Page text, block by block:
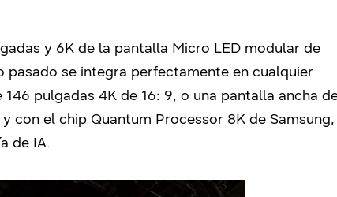
y 6K de la pantalla Micro LED modular de
pasado se integra perfectamente en cualquier
pulgadas 4K de 16: 9, o una pantalla ancha
con el chip Quantum Processor 8K de
de IA.